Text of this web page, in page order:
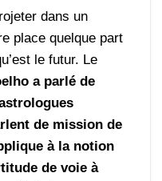
dans un
place quelque part
le futur. Le
a parlé de
de mission de
à la notion
de voie à